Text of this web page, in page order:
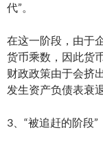
代”。
在这一阶段，由于
货币乘数，因此货
财政政策由于会挤
发生资产负债表衰
3、“被追赶的阶段”